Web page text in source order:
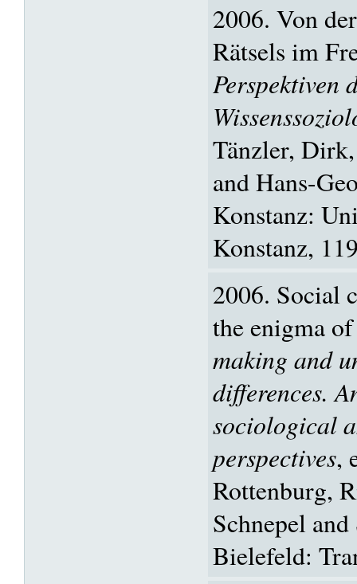
2006. Von
Rätsels im
Perspektiven
Tänzler,
and Hans-
Konstanz:
Konstanz,
2006. Social
the enigma
making and
differences.
sociological
perspectives,
Rottenburg,
Schnepel
Bielefeld: